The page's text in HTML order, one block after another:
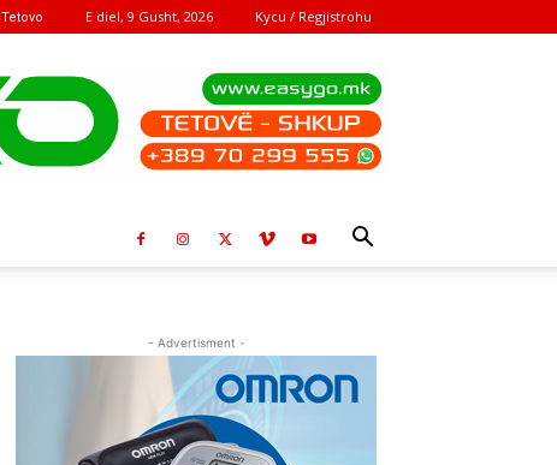
Tetovo E diel, 9 Gusht, 2026 Kycu / Regjistrohu
- Advertisment -